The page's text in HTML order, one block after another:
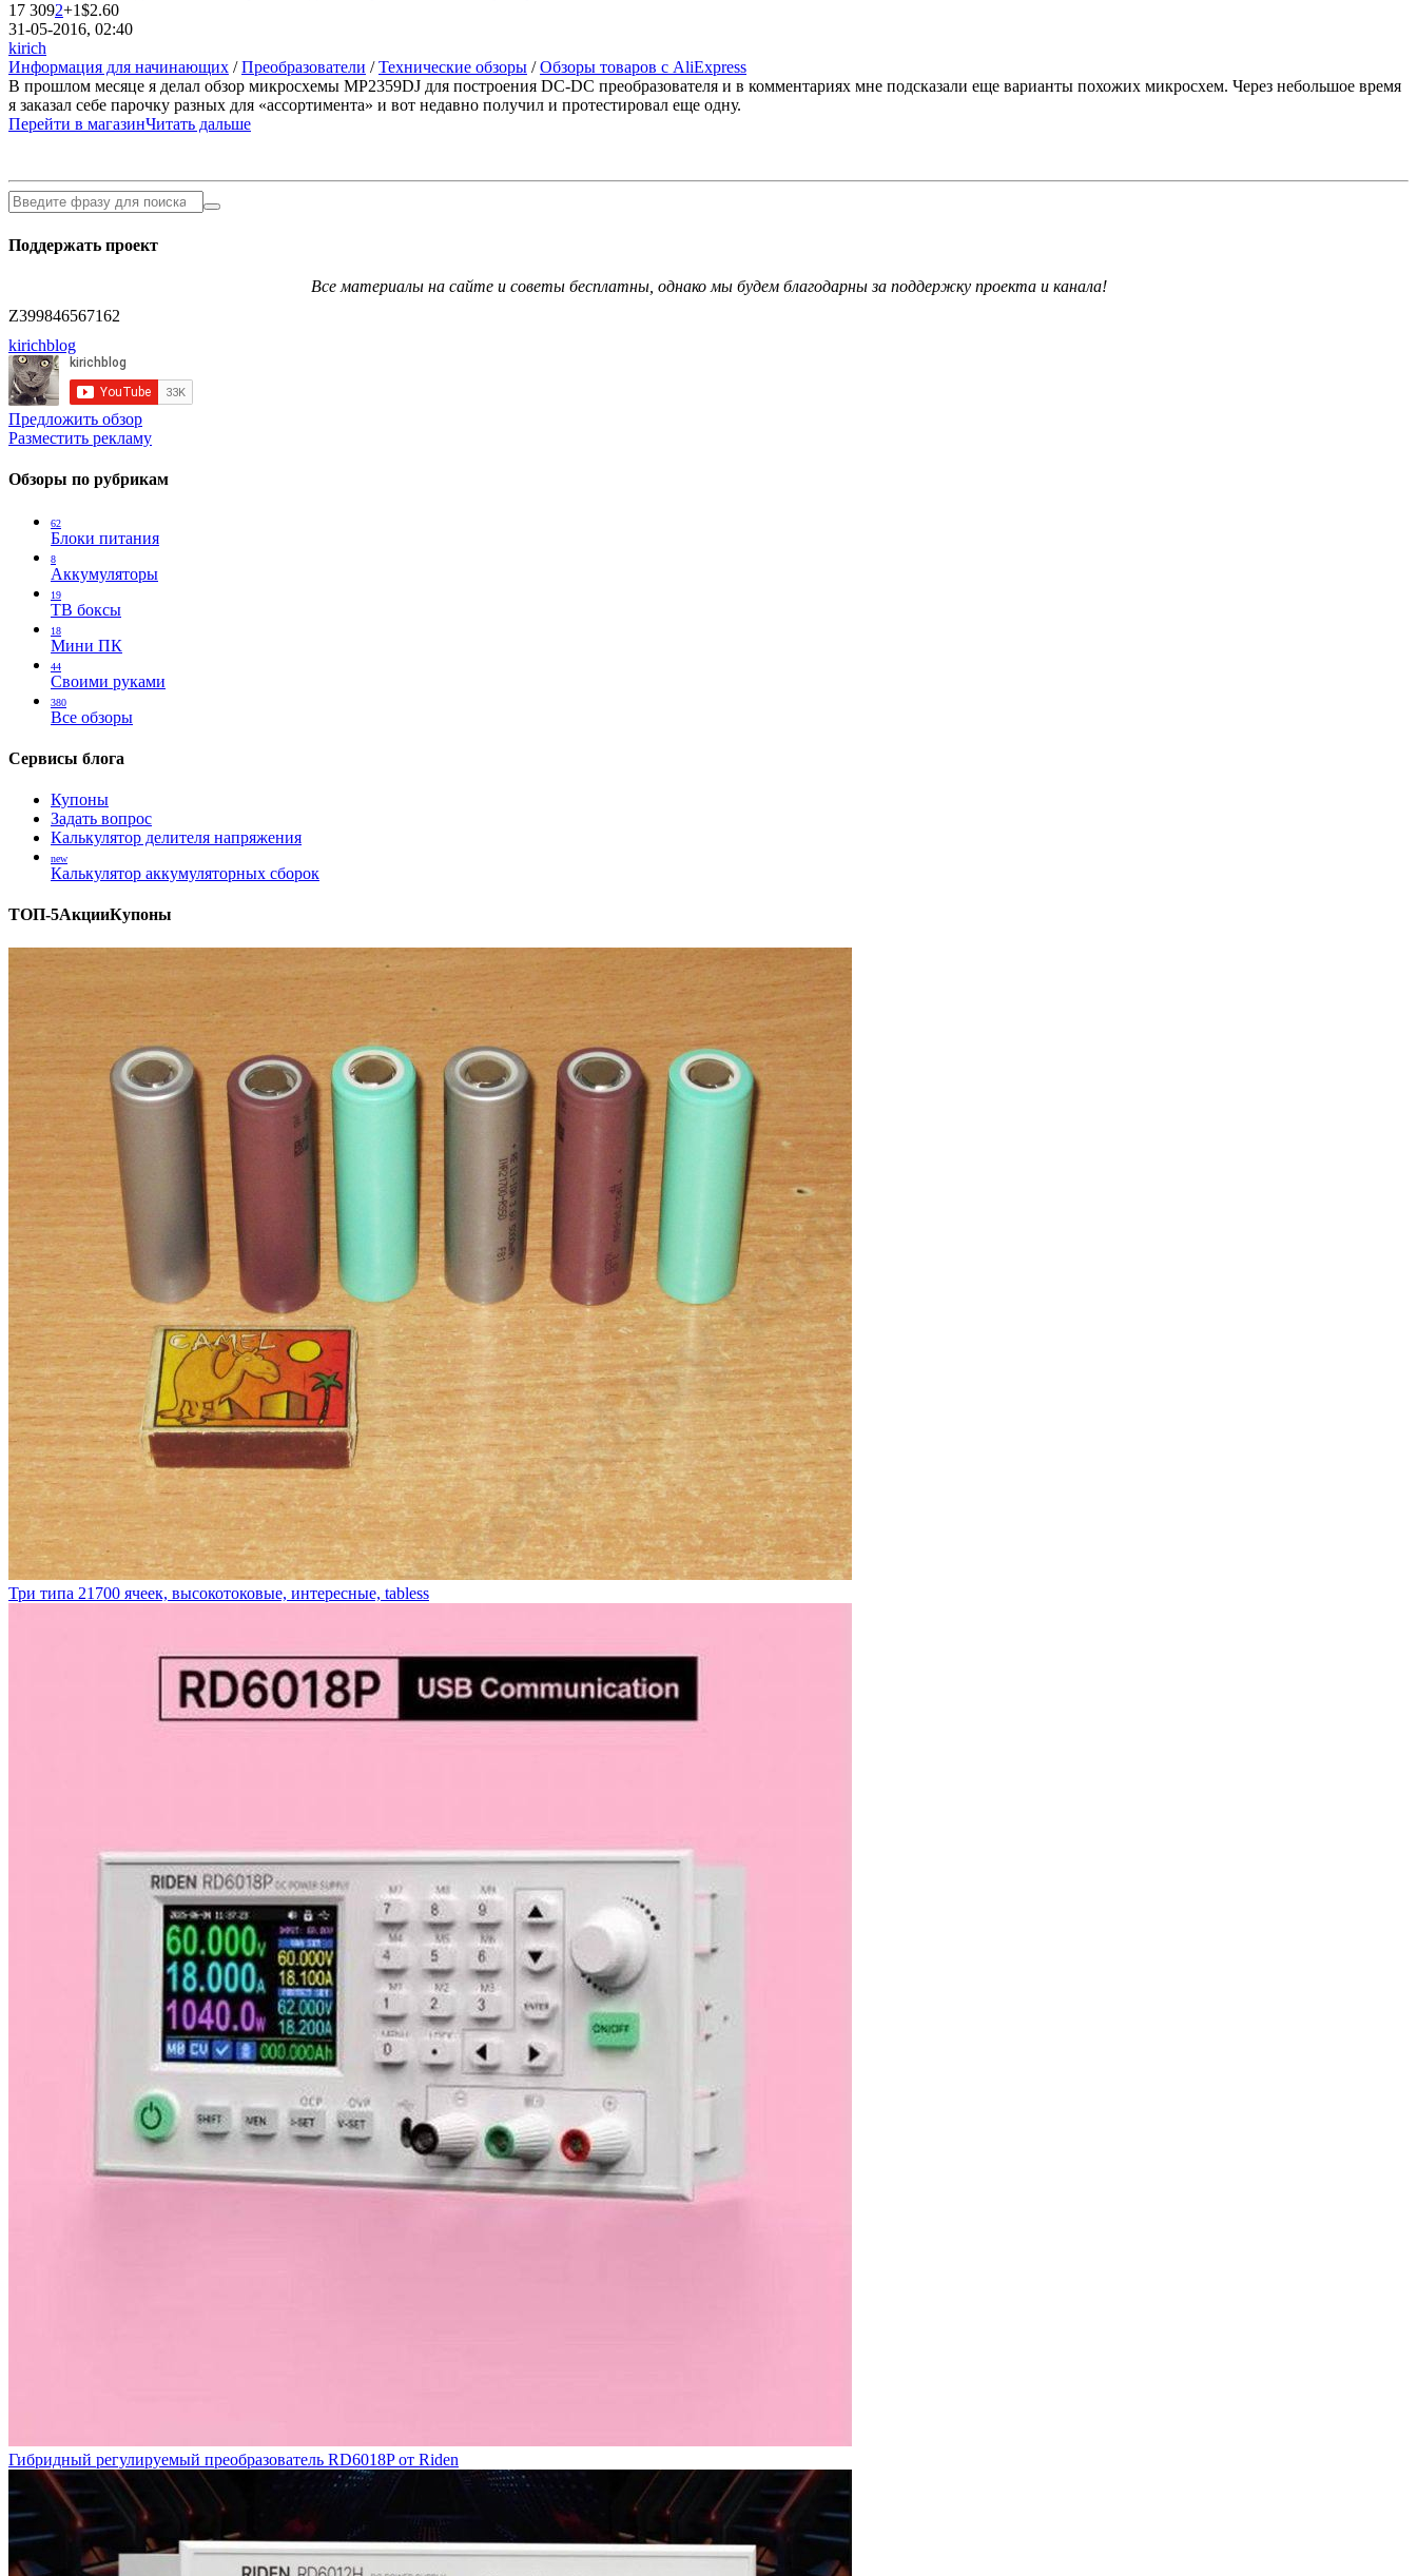
17 3092+1$2.60
31-05-2016, 02:40
kirich
Информация для начинающих /Преобразователи /Технические обзоры /Обзоры товаров с AliExpress
В прошлом месяце я делал обзор микросхемы MP2359DJ для построения DC-DC преобразователя и в комментариях мне подсказали еще варианты похожих микросхем. Через небольшое время
я заказал себе парочку разных для «ассортимента» и вот недавно получил и протестировал еще одну.
Перейти в магазинЧитать дальше
Поддержать проект
Все материалы на сайте и советы бесплатны, однако мы будем благодарны за поддержку проекта и канала!
Z399846567162
kirichblog
Предложить обзор
Разместить рекламу
Обзоры по рубрикам
62
Блоки питания
8
Аккумуляторы
19
ТВ боксы
18
Мини ПК
44
Своими руками
380
Все обзоры
Сервисы блога
Купоны
Задать вопрос
Калькулятор делителя напряжения
new
Калькулятор аккумуляторных сборок
ТОП-5АкцииКупоны
Три типа 21700 ячеек, высокотоковые, интересные, tabless
Гибридный регулируемый преобразователь RD6018P от Riden